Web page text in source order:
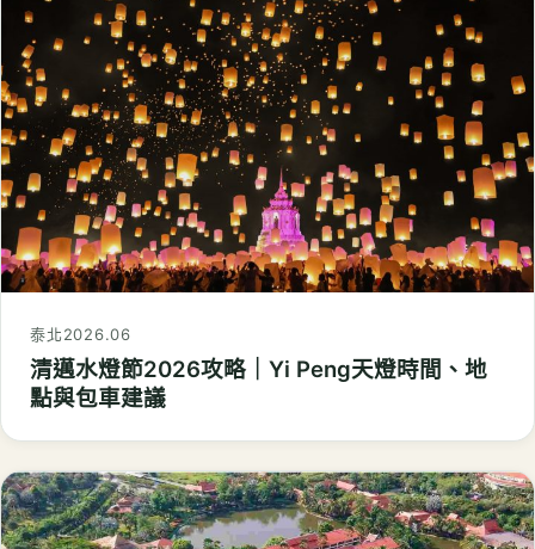
泰北2026.06
清邁水燈節2026攻略｜Yi Peng天燈時間、地
點與包車建議